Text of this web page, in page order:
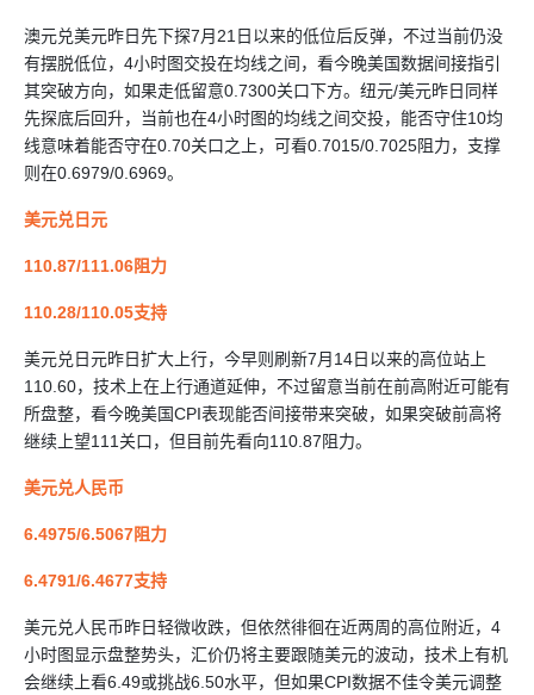
澳元兑美元昨日先下探7月21日以来的低位后反弹，不过当前仍没
有摆脱低位，4小时图交投在均线之间，看今晚美国数据间接指引
其突破方向，如果走低留意0.7300关口下方。纽元/美元昨日同样
先探底后回升，当前也在4小时图的均线之间交投，能否守住10均
线意味着能否守在0.70关口之上，可看0.7015/0.7025阻力，支撑
则在0.6979/0.6969。
美元兑日元
110.87/111.06阻力
110.28/110.05支持
美元兑日元昨日扩大上行，今早则刷新7月14日以来的高位站上
110.60，技术上在上行通道延伸，不过留意当前在前高附近可能有
所盘整，看今晚美国CPI表现能否间接带来突破，如果突破前高将
继续上望111关口，但目前先看向110.87阻力。
美元兑人民币
6.4975/6.5067阻力
6.4791/6.4677支持
美元兑人民币昨日轻微收跌，但依然徘徊在近两周的高位附近，4
小时图显示盘整势头，汇价仍将主要跟随美元的波动，技术上有机
会继续上看6.49或挑战6.50水平，但如果CPI数据不佳令美元调整